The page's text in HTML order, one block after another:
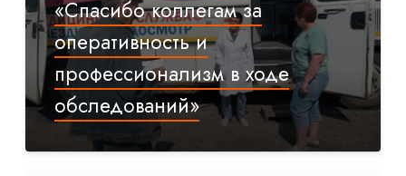
«Спасибо коллегам за
оперативность и
профессионализм в ходе
обследований»